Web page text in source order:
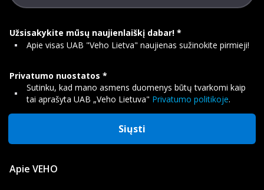
Užsisakykite mūsų naujienlaiškį dabar!
Apie visas UAB "Veho Lietva" naujienas sužinokite pirmieji!
Privatumo nuostatos
Sutinku, kad mano asmens duomenys būtų tvarkomi kaip
tai aprašyta UAB „Veho Lietuva" Privatumo politikoje.
Siųsti
Apie VEHO